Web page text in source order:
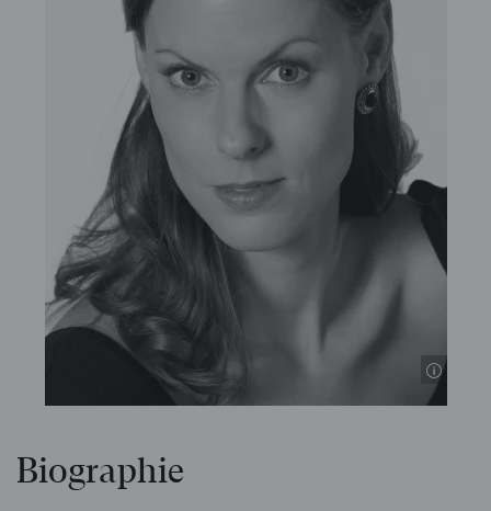
Biographie